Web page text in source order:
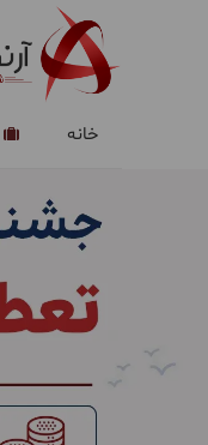
خانه